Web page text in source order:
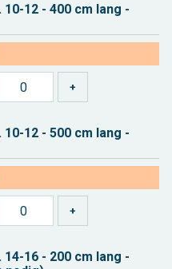
12 - 400 cm lang -
12 - 500 cm lang -
16 - 200 cm lang -